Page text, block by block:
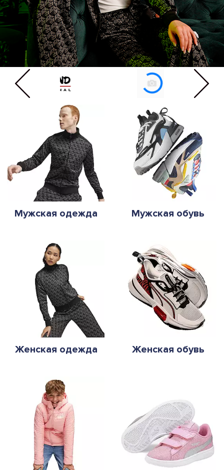
Мужская одежда Мужская обувь
Женская одежда Женская обувь